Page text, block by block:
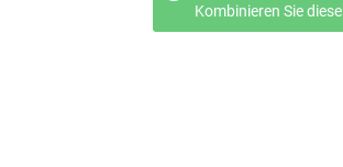
Kombinieren Sie